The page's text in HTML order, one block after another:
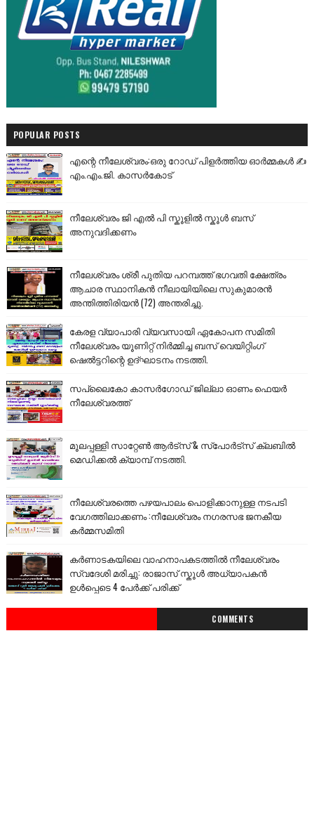
POPULAR POSTS
എന്റെ നീലേശ്വരം:ഒരു റോഡ് പിളർത്തിയ ഓർമ്മകൾ ✍️
എം.എം.ജി. കാസർകോട്
നീലേശ്വരം ജി എൽ പി സ്കൂളിൽ സ്കൂൾ ബസ്
അനുവദിക്കണം
നീലേശ്വരം ശ്രീ പുതിയ പറമ്പത്ത് ഭഗവതി ക്ഷേത്രം
ആചാര സ്ഥാനികൻ നീലായിയിലെ സുകുമാരൻ
അന്തിത്തിരിയൻ (72) അന്തരിച്ചു.
കേരള വ്യാപാരി വ്യവസായി ഏകോപന സമിതി
നീലേശ്വരം യൂണിറ്റ് നിർമ്മിച്ച ബസ് വെയിറ്റിംഗ്
ഷെൽട്ടറിന്റെ ഉദ്ഘാടനം നടത്തി.
സപ്ലൈകോ കാസർഗോഡ് ജില്ലാ ഓണം ഫെയർ
നീലേശ്വരത്ത്
മൂലപ്പള്ളി സാറ്റേൺ ആർട്സ് & സ്പോർട്സ് ക്ലബിൽ
മെഡിക്കൽ ക്യാമ്പ് നടത്തി.
നീലേശ്വരത്തെ പഴയപാലം പൊളിക്കാനുള്ള നടപടി
വേഗത്തിലാക്കണം :നീലേശ്വരം നഗരസഭ ജനകീയ
കർമ്മസമിതി
കർണാടകയിലെ വാഹനാപകടത്തിൽ നീലേശ്വരം
സ്വദേശി മരിച്ചു: രാജാസ് സ്കൂൾ അധ്യാപകൻ
ഉൾപ്പെടെ 4 പേർക്ക് പരിക്ക്
COMMENTS